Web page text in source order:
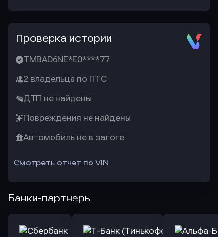
Проверка истории
TMBAD6NE*E0****77
2 владельца по ПТС
ДТП не найдены
Повреждения не найдены
Автомобиль не в залоге
Смотреть отчет по VIN
Банки-партнеры